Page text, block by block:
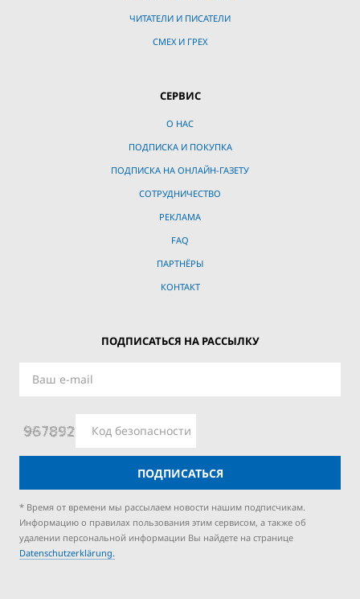
ЧИТАТЕЛИ И ПИСАТЕЛИ
СМЕХ И ГРЕХ
СЕРВИС
О НАС
ПОДПИСКА И ПОКУПКА
ПОДПИСКА НА ОНЛАЙН-ГАЗЕТУ
СОТРУДНИЧЕСТВО
РЕКЛАМА
FAQ
ПАРТНЁРЫ
КОНТАКТ
ПОДПИСАТЬСЯ НА РАССЫЛКУ
ПОДПИСАТЬСЯ
* Время от времени мы рассылаем новости нашим подписчикам.
Информацию о правилах пользования этим сервисом, а также об
удалении персональной информации Вы найдете на странице
Datenschutzerklärung.